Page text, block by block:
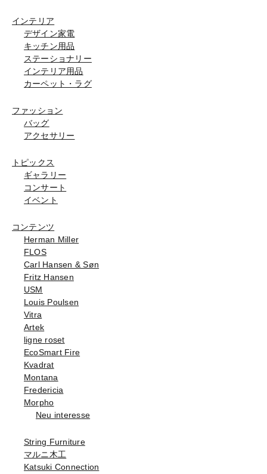
インテリア
デザイン家電
キッチン用品
ステーショナリー
インテリア用品
カーペット・ラグ
ファッション
バッグ
アクセサリー
トピックス
ギャラリー
コンサート
イベント
コンテンツ
Herman Miller
FLOS
Carl Hansen & Søn
Fritz Hansen
USM
Louis Poulsen
Vitra
Artek
ligne roset
EcoSmart Fire
Kvadrat
Montana
Fredericia
Morpho
Neu interesse
String Furniture
マルニ木工
Katsuki Connection